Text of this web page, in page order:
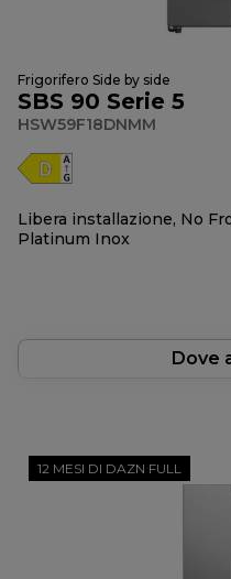
Frigorifero Side by side
SBS 90 Serie 5
HSW59F18DNMM
Libera installazione, No
Platinum Inox
Dove
12 MESI DI DAZN FULL